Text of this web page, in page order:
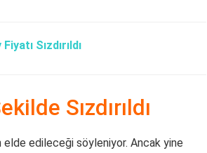
Sızdırıldı
Sızdırıldı
edileceği söyleniyor. Ancak yine